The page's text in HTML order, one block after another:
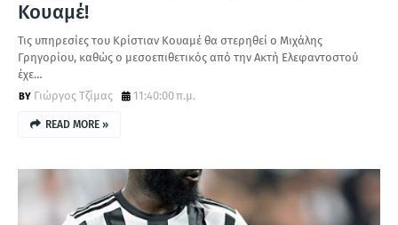
Κουαμέ!
Τις υπηρεσίες του Κρίστιαν Κουαμέ θα στερηθεί ο Μιχάλης
Γρηγορίου, καθώς ο μεσοεπιθετικός από την Ακτή Ελεφαντοστού
έχε…
Γιώργος Τζίμας
11:40:00 π.μ.
READ MORE »